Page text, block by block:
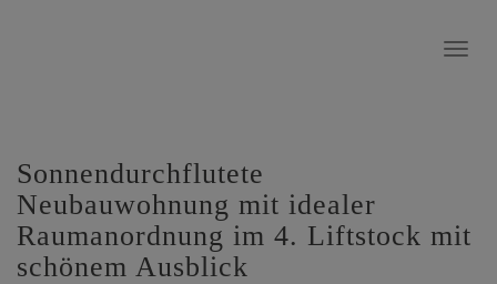
Sonnendurchflutete
Neubauwohnung mit idealer
Raumanordnung im 4. Liftstock mit
schönem Ausblick